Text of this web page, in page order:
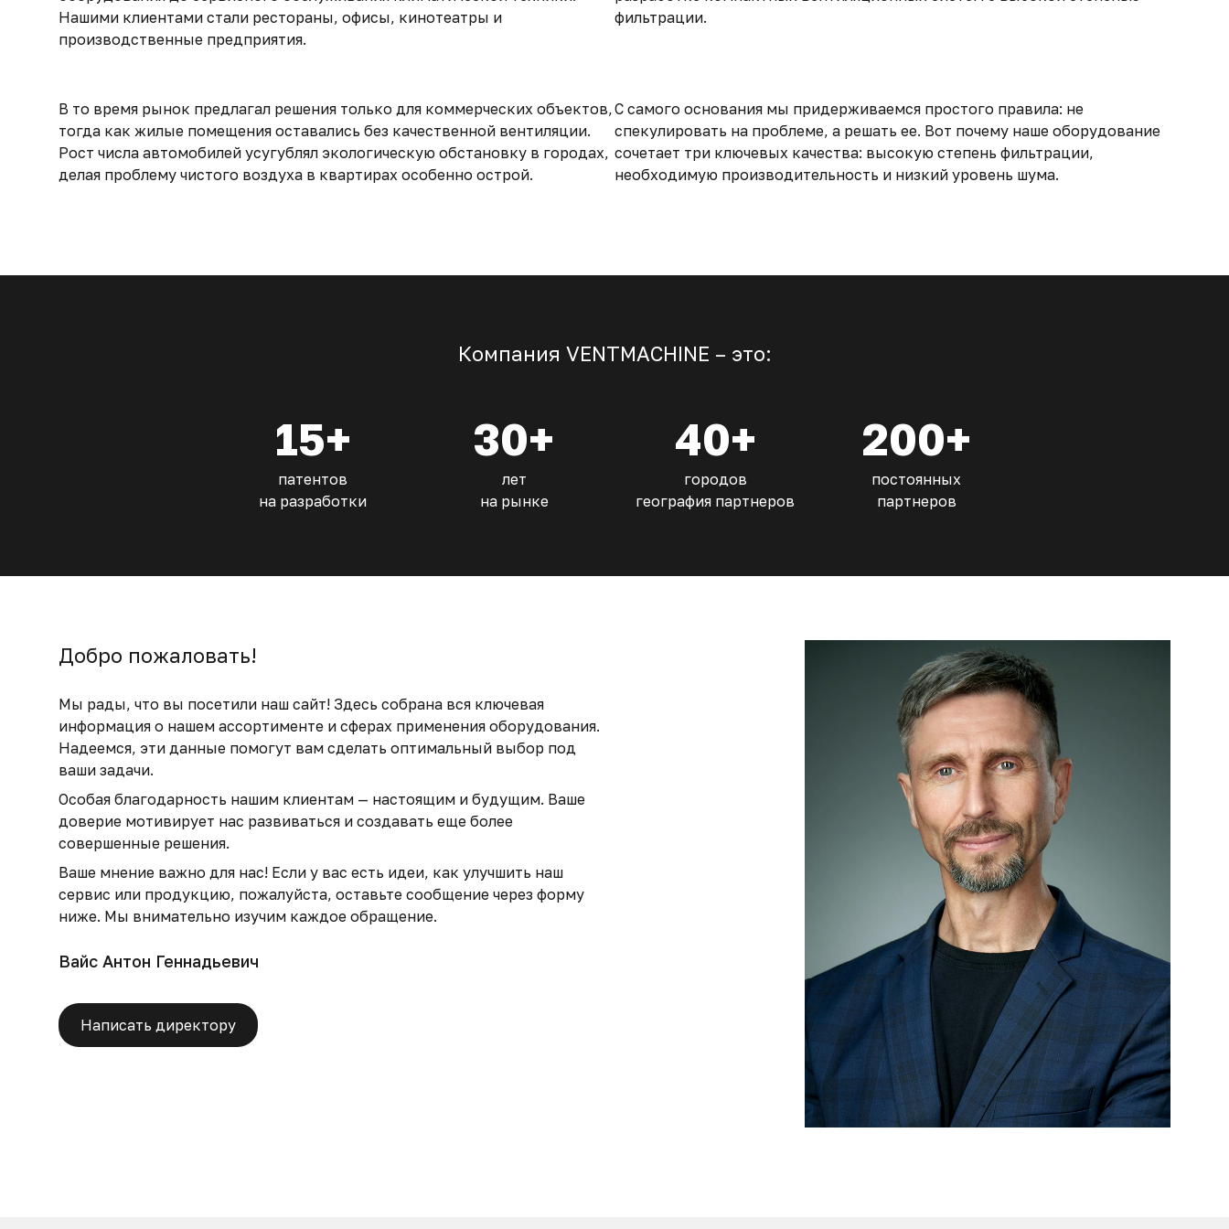
Нашими клиентами стали рестораны, офисы, кинотеатры и
производственные предприятия.
фильтрации.
В то время рынок предлагал решения только для коммерческих объектов,
тогда как жилые помещения оставались без качественной вентиляции.
Рост числа автомобилей усугублял экологическую обстановку в городах,
делая проблему чистого воздуха в квартирах особенно острой.
С самого основания мы придерживаемся простого правила: не
спекулировать на проблеме, а решать ее. Вот почему наше оборудование
сочетает три ключевых качества: высокую степень фильтрации,
необходимую производительность и низкий уровень шума.
Компания VENTMACHINE – это:
15+
патентов
на разработки
30+
лет
на рынке
40+
городов
география партнеров
200+
постоянных
партнеров
Добро пожаловать!
Мы рады, что вы посетили наш сайт! Здесь собрана вся ключевая
информация о нашем ассортименте и сферах применения оборудования.
Надеемся, эти данные помогут вам сделать оптимальный выбор под
ваши задачи.
Особая благодарность нашим клиентам — настоящим и будущим. Ваше
доверие мотивирует нас развиваться и создавать еще более
совершенные решения.
Ваше мнение важно для нас! Если у вас есть идеи, как улучшить наш
сервис или продукцию, пожалуйста, оставьте сообщение через форму
ниже. Мы внимательно изучим каждое обращение.
Вайс Антон Геннадьевич
Написать директору